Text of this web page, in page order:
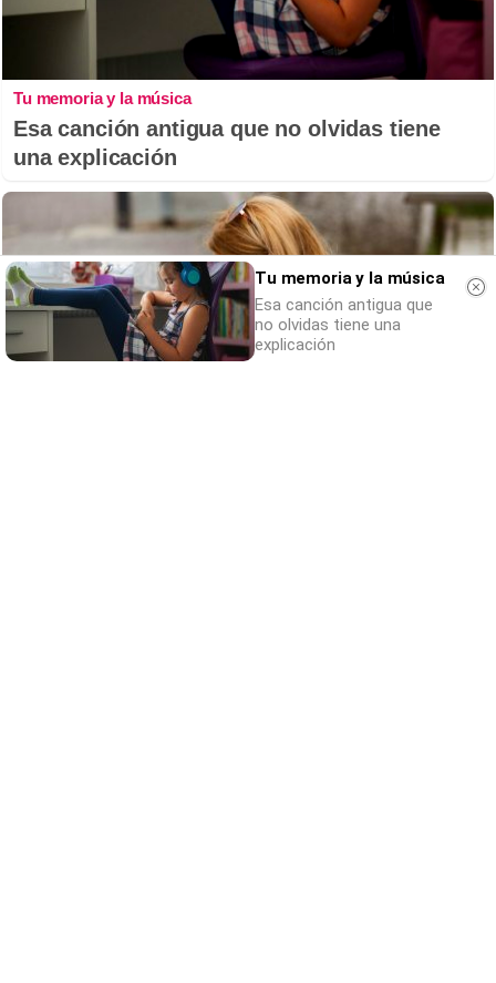
Tu memoria y la música
Esa canción antigua que no olvidas tiene
una explicación
Tu memoria y la música
Esa canción antigua que
no olvidas tiene una
explicación